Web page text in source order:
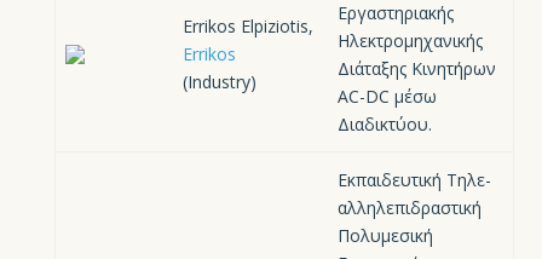
Errikos Elpiziotis,
Errikos
(Industry)
Εργαστηριακής
Ηλεκτρομηχανικής
Διάταξης Κινητήρων
AC-DC μέσω
Διαδικτύου.
Εκπαιδευτική Τηλε-
αλληλεπιδραστική
Πολυμεσική